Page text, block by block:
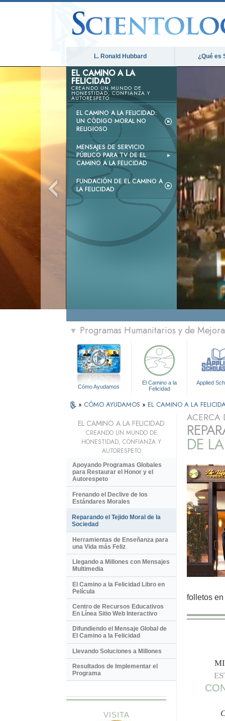
L. Ronald Hubbard ¿Qué es
EL CAMINO A LA
FELICIDAD
CREANDO UN MUNDO DE
HONESTIDAD, CONFIANZA Y
AUTORESPETO
EL CAMINO A LA FELICIDAD:
UN CÓDIGO MORAL NO
RELIGIOSO
MENSAJES DE SERVICIO
PÚBLICO PARA TV DE EL
CAMINO A LA FELICIDAD
FUNDACIÓN DE EL CAMINO A
LA FELICIDAD
▼ Programas Humanitarios y de
Cómo Ayudamos
El Camino a la
Felicidad
Applied
» CÓMO AYUDAMOS » EL CAMINO A LA
ACERCA
DE
folletos
EL CAMINO A LA FELICIDAD
CREANDO UN MUNDO DE
HONESTIDAD, CONFIANZA Y
AUTORESPETO
Apoyando Programas Globales
para Restaurar el Honor y el
Autorespeto
Frenando el Declive de los
Estándares Morales
Reparando el Tejido Moral de la
Sociedad
Herramientas de Enseñanza para
una Vida más Feliz
Llegando a Millones con Mensajes
Multimedia
El Camino a la Felicidad Libro en
Película
Centro de Recursos Educativos
En Línea Sitio Web Interactivo
Difundiendo el Mensaje Global de
El Camino a la Felicidad
Llevando Soluciones a Millones
Resultados de Implementar el
Programa
VISITA